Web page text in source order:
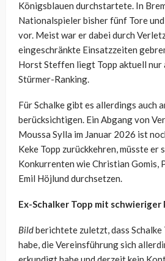
Königsblauen durchstartete. In
Nationalspieler bisher fünf Tore
vor. Meist war er dabei durch
eingeschränkte Einsatzzeiten
Horst Steffen liegt Topp aktuell nur
Stürmer-Ranking.
Für Schalke gibt es allerdings auch
berücksichtigen. Ein Abgang von
Moussa Sylla im Januar 2026 ist
Keke Topp zurückkehren, müsste er
Konkurrenten wie Christian Gomis,
Emil Höjlund durchsetzen.
Ex-Schalker Topp mit schwieriger
Bildberichtete zuletzt, dass Schalke
habe, die Vereinsführung sich